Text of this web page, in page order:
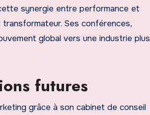
synergie entre performance et
Ses conférences,
global vers une industrie plus
futures
grâce à son cabinet de conseil